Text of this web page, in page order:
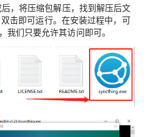
，将压缩包解压，找到解压后文
击即可运行。在安装过程中，可
我们只要允许其访问即可。